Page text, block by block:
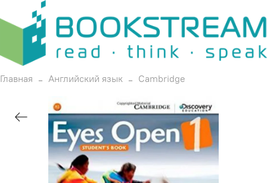
Главная Английский язык Cambridge